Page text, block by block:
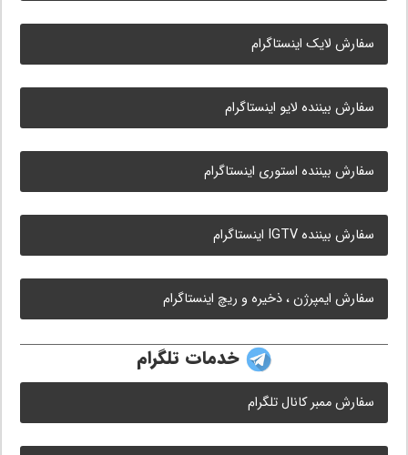
سفارش لایک اینستاگرام
سفارش بیننده لایو اینستاگرام
سفارش بیننده استوری اینستاگرام
سفارش بیننده IGTV اینستاگرام
سفارش ایمپرژن ، ذخیره و ریچ اینستاگرام
خدمات تلگرام
سفارش ممبر کانال تلگرام